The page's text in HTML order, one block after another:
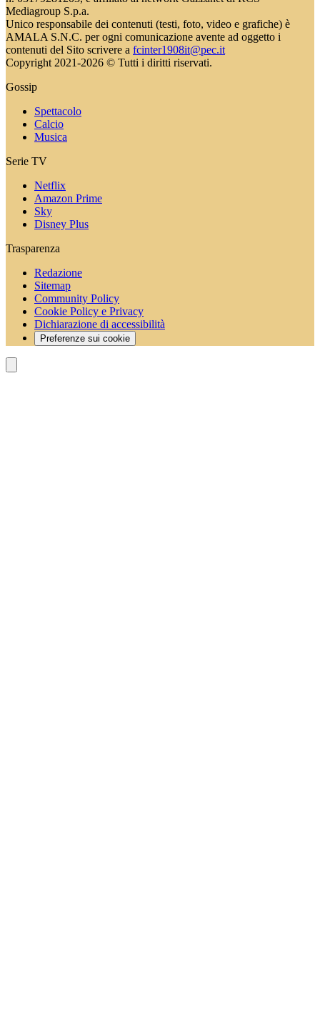
Mediagroup S.p.a.
Unico responsabile dei contenuti (testi, foto, video e grafiche) è
AMALA S.N.C. per ogni comunicazione avente ad oggetto i
contenuti del Sito scrivere a fcinter1908it@pec.it
Copyright 2021-2026 © Tutti i diritti riservati.
Gossip
Spettacolo
Calcio
Musica
Serie TV
Netflix
Amazon Prime
Sky
Disney Plus
Trasparenza
Redazione
Sitemap
Community Policy
Cookie Policy e Privacy
Dichiarazione di accessibilità
Preferenze sui cookie